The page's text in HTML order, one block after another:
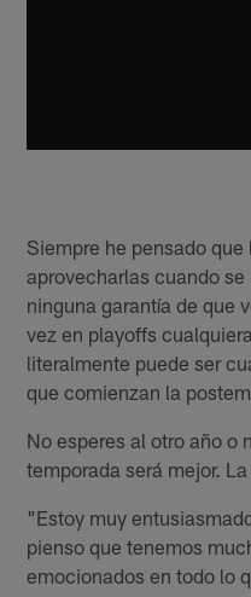
Siempre he pensado
aprovecharlas cuando
ninguna garantía de que
vez en playoffs
literalmente puede ser
que comienzan la
No esperes al otro año o
temporada será mejor.
"Estoy muy
pienso que tenemos
emocionados en todo lo